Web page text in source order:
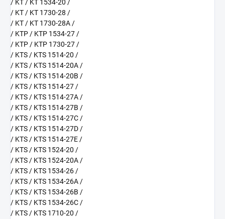
/ KT / KT 1534-20 /
/ KT / KT 1730-28 /
/ KT / KT 1730-28A /
/ KTP / KTP 1534-27 /
/ KTP / KTP 1730-27 /
/ KTS / KTS 1514-20 /
/ KTS / KTS 1514-20A /
/ KTS / KTS 1514-20B /
/ KTS / KTS 1514-27 /
/ KTS / KTS 1514-27A /
/ KTS / KTS 1514-27B /
/ KTS / KTS 1514-27C /
/ KTS / KTS 1514-27D /
/ KTS / KTS 1514-27E /
/ KTS / KTS 1524-20 /
/ KTS / KTS 1524-20A /
/ KTS / KTS 1534-26 /
/ KTS / KTS 1534-26A /
/ KTS / KTS 1534-26B /
/ KTS / KTS 1534-26C /
/ KTS / KTS 1710-20 /